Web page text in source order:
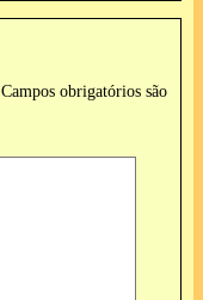
Campos obrigatórios são